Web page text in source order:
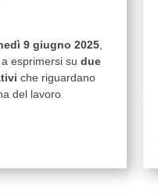
9 giugno 2025
esprimersi su due
che riguardano
del lavoro